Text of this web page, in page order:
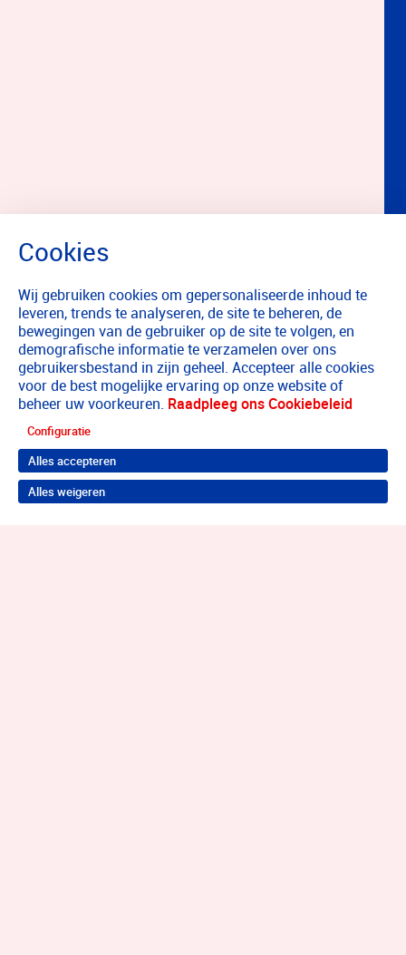
Wij gebruiken cookies om gepersonaliseerde inhoud te
leveren, trends te analyseren, de site te beheren, de
bewegingen van de gebruiker op de site te volgen, en
demografische informatie te verzamelen over ons
gebruikersbestand in zijn geheel. Accepteer alle cookies
voor de best mogelijke ervaring op onze website of
beheer uw voorkeuren. Raadpleeg ons Cookiebeleid
Configuratie
Alles accepteren
Alles weigeren